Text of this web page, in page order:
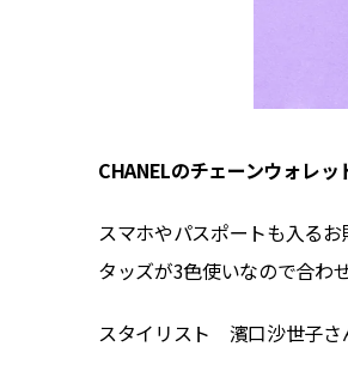
CHANELのチェーンウォレッ
スマホやパスポートも入る
タッズが3色使いなので合わ
スタイリスト 濱口沙世子さ